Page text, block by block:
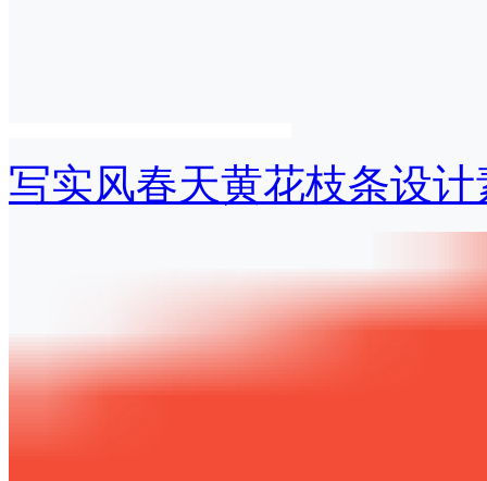
写实风春天黄花枝条设计